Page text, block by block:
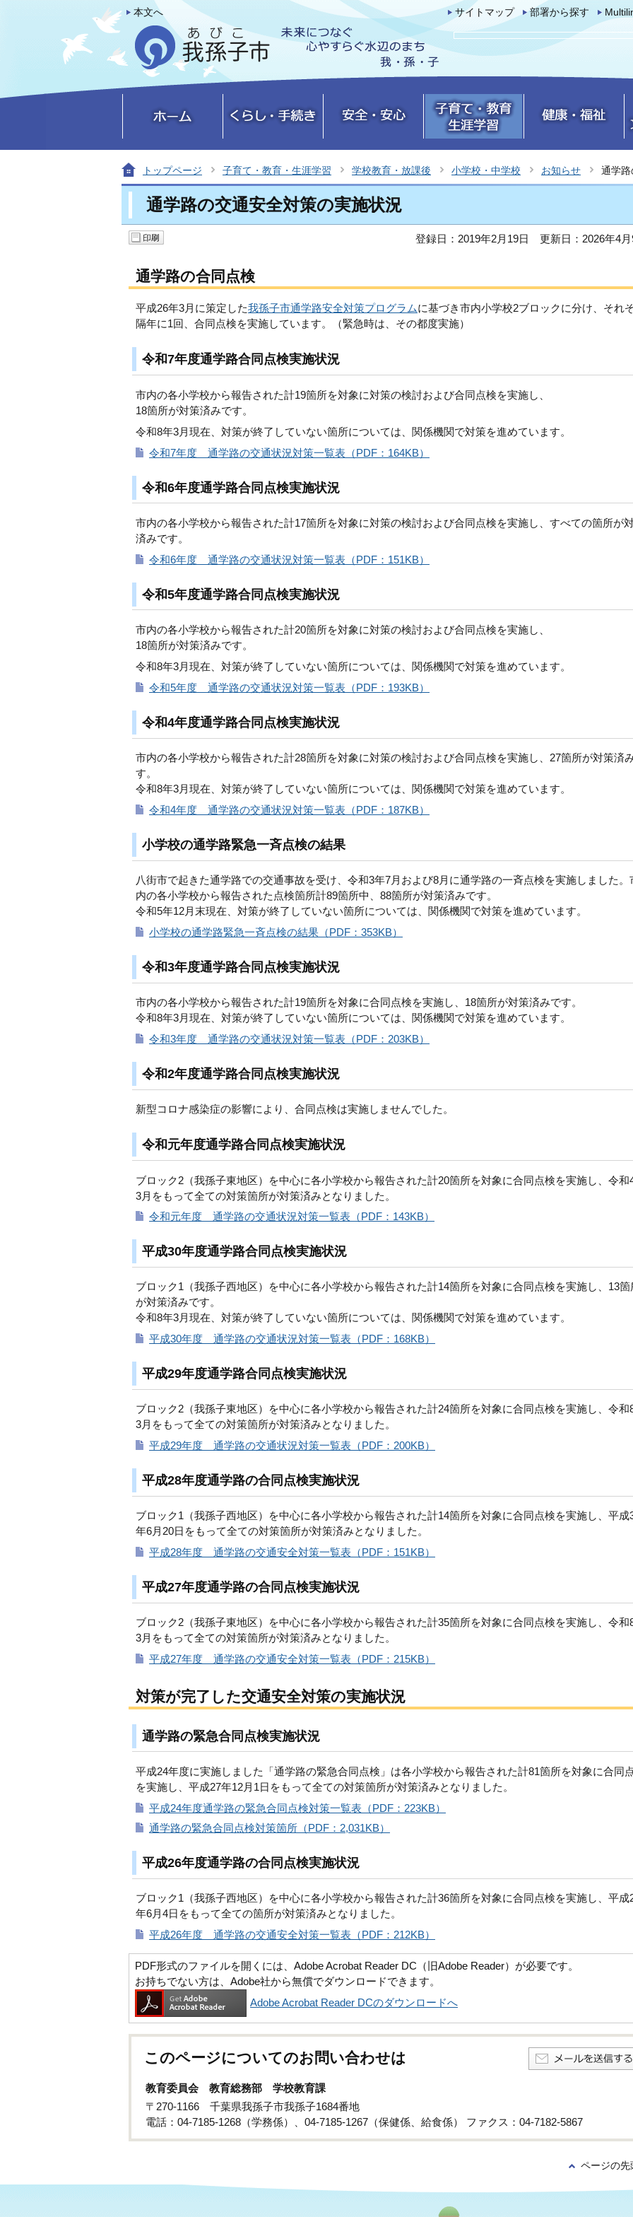
本文へ サイトマップ 部署から探す
トップページ 子育て・教育・生涯学習 学校教育・放課後 小学校・中学校 お知らせ 通学
通学路の交通安全対策の実施状況
登録日：2019年2月19日 更新日：2026年4
通学路の合同点検
平成26年3月に策定した我孫子市通学路安全対策プログラムに基づき市内小学校2ブロックに分け、それ
隔年に1回、合同点検を実施しています。（緊急時は、その都度実施）
令和7年度通学路合同点検実施状況
市内の各小学校から報告された計19箇所を対象に対策の検討および合同点検を実施し、
18箇所が対策済みです。
令和8年3月現在、対策が終了していない箇所については、関係機関で対策を進めています。
令和7年度 通学路の交通状況対策一覧表（PDF：164KB）
令和6年度通学路合同点検実施状況
市内の各小学校から報告された計17箇所を対象に対策の検討および合同点検を実施し、すべての箇所が
済みです。
令和6年度 通学路の交通状況対策一覧表（PDF：151KB）
令和5年度通学路合同点検実施状況
市内の各小学校から報告された計20箇所を対象に対策の検討および合同点検を実施し、
18箇所が対策済みです。
令和8年3月現在、対策が終了していない箇所については、関係機関で対策を進めています。
令和5年度 通学路の交通状況対策一覧表（PDF：193KB）
令和4年度通学路合同点検実施状況
市内の各小学校から報告された計28箇所を対象に対策の検討および合同点検を実施し、27箇所が対策済
す。
令和8年3月現在、対策が終了していない箇所については、関係機関で対策を進めています。
令和4年度 通学路の交通状況対策一覧表（PDF：187KB）
小学校の通学路緊急一斉点検の結果
八街市で起きた通学路での交通事故を受け、令和3年7月および8月に通学路の一斉点検を実施しました。
内の各小学校から報告された点検箇所計89箇所中、88箇所が対策済みです。
令和5年12月末現在、対策が終了していない箇所については、関係機関で対策を進めています。
小学校の通学路緊急一斉点検の結果（PDF：353KB）
令和3年度通学路合同点検実施状況
市内の各小学校から報告された計19箇所を対象に合同点検を実施し、18箇所が対策済みです。
令和8年3月現在、対策が終了していない箇所については、関係機関で対策を進めています。
令和3年度 通学路の交通状況対策一覧表（PDF：203KB）
令和2年度通学路合同点検実施状況
新型コロナ感染症の影響により、合同点検は実施しませんでした。
令和元年度通学路合同点検実施状況
ブロック2（我孫子東地区）を中心に各小学校から報告された計20箇所を対象に合同点検を実施し、令和
3月をもって全ての対策箇所が対策済みとなりました。
令和元年度 通学路の交通状況対策一覧表（PDF：143KB）
平成30年度通学路合同点検実施状況
ブロック1（我孫子西地区）を中心に各小学校から報告された計14箇所を対象に合同点検を実施し、13箇
が対策済みです。
令和8年3月現在、対策が終了していない箇所については、関係機関で対策を進めています。
平成30年度 通学路の交通状況対策一覧表（PDF：168KB）
平成29年度通学路合同点検実施状況
ブロック2（我孫子東地区）を中心に各小学校から報告された計24箇所を対象に合同点検を実施し、令和
3月をもって全ての対策箇所が対策済みとなりました。
平成29年度 通学路の交通状況対策一覧表（PDF：200KB）
平成28年度通学路の合同点検実施状況
ブロック1（我孫子西地区）を中心に各小学校から報告された計14箇所を対象に合同点検を実施し、平成
年6月20日をもって全ての対策箇所が対策済みとなりました。
平成28年度 通学路の交通安全対策一覧表（PDF：151KB）
平成27年度通学路の合同点検実施状況
ブロック2（我孫子東地区）を中心に各小学校から報告された計35箇所を対象に合同点検を実施し、令和
3月をもって全ての対策箇所が対策済みとなりました。
平成27年度 通学路の交通安全対策一覧表（PDF：215KB）
対策が完了した交通安全対策の実施状況
通学路の緊急合同点検実施状況
平成24年度に実施しました「通学路の緊急合同点検」は各小学校から報告された計81箇所を対象に合同
を実施し、平成27年12月1日をもって全ての対策箇所が対策済みとなりました。
平成24年度通学路の緊急合同点検対策一覧表（PDF：223KB）
通学路の緊急合同点検対策箇所（PDF：2,031KB）
平成26年度通学路の合同点検実施状況
ブロック1（我孫子西地区）を中心に各小学校から報告された計36箇所を対象に合同点検を実施し、平成
年6月4日をもって全ての箇所が対策済みとなりました。
平成26年度 通学路の交通安全対策一覧表（PDF：212KB）
PDF形式のファイルを開くには、Adobe Acrobat Reader DC（旧Adobe Reader）が必要です。
お持ちでない方は、Adobe社から無償でダウンロードできます。
Adobe Acrobat Reader DCのダウンロードへ
このページについてのお問い合わせは
教育委員会 教育総務部 学校教育課
〒270-1166 千葉県我孫子市我孫子1684番地
電話：04-7185-1268（学務係）、04-7185-1267（保健係、給食係） ファクス：04-7182-5867
ページの先